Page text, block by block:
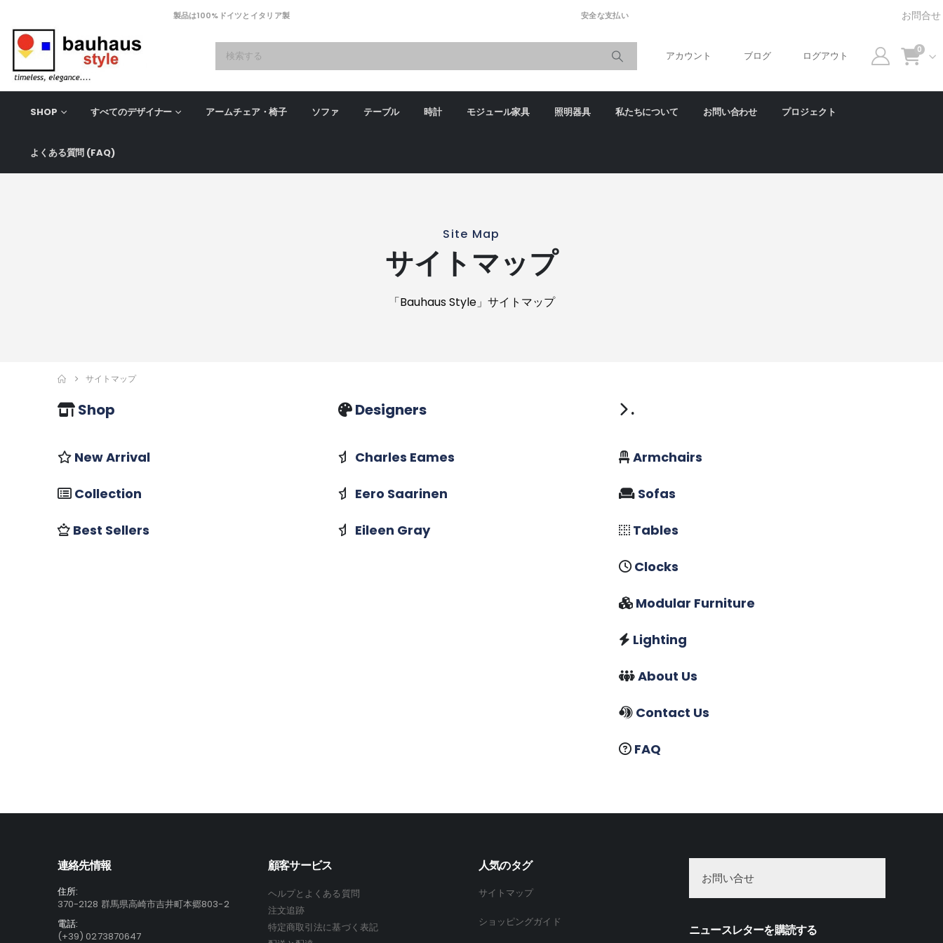
製品は100%ドイツとイタリア製 安全な支払い お問合せ
アカウント ブログ ログアウト
0
SHOP すべてのデザイナー アームチェア・椅子 ソファ テーブル 時計 モジュール家具 照明器具 私たちについて お問い合わせ プロジェクト
よくある質問 (FAQ)
Site Map
サイトマップ
「Bauhaus Style」サイトマップ
サイトマップ
Shop
New Arrival
Collection
Best Sellers
Designers
Charles Eames
Eero Saarinen
Eileen Gray
.
Armchairs
Sofas
Tables
Clocks
Modular Furniture
Lighting
About Us
Contact Us
FAQ
連絡先情報
住所:
370-2128 群馬県高崎市吉井町本郷803-2
電話:
(+39) 0273870647
顧客サービス
ヘルプとよくある質問
注文追跡
特定商取引法に基づく表記
人気のタグ
サイトマップ
ショッピングガイド
お問い合せ
ニュースレターを購読する